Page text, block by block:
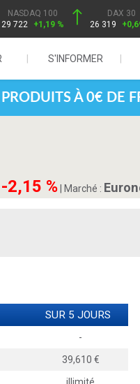
NASDAQ 100
29 722
+1,19 %
DAX 30
26 319
S'INFORMER
À 0€ DE
-2,15 % Marché :
SUR 5 JOURS
-
39,610